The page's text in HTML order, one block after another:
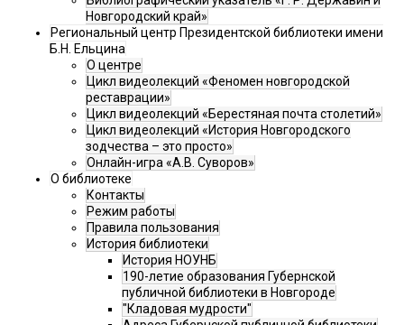
Новгородский край»
Региональный центр Президентской библиотеки имени
Б.Н. Ельцина
О центре
Цикл видеолекций «Феномен новгородской
реставрации»
Цикл видеолекций «Берестяная почта столетий»
Цикл видеолекций «История Новгородского
зодчества – это просто»
Онлайн-игра «А.В. Суворов»
О библиотеке
Контакты
Режим работы
Правила пользования
История библиотеки
История НОУНБ
190-летие образования Губернской
публичной библиотеки в Новгороде
"Кладовая мудрости"